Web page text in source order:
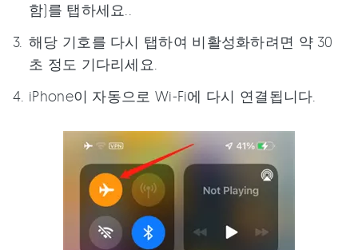
함)를 탭하세요..
해당 기호를 다시 탭하여 비활성화하려면 약 30
초 정도 기다리세요.
iPhone이 자동으로 Wi-Fi에 다시 연결됩니다.